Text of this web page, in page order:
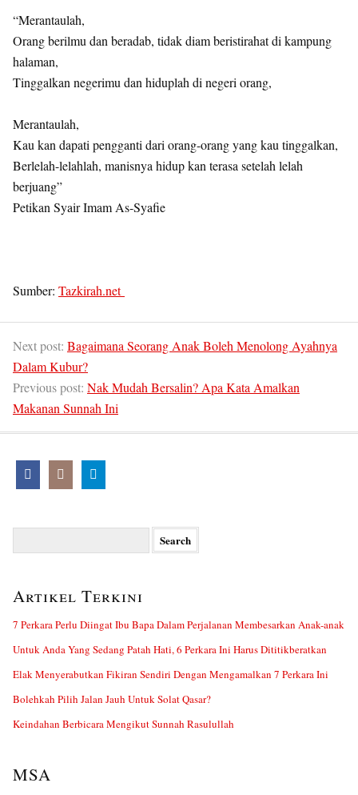
“Merantaulah,
Orang berilmu dan beradab, tidak diam beristirahat di kampung
halaman,
Tinggalkan negerimu dan hiduplah di negeri orang,
Merantaulah,
Kau kan dapati pengganti dari orang-orang yang kau tinggalkan,
Berlelah-lelahlah, manisnya hidup kan terasa setelah lelah
berjuang”
Petikan Syair Imam As-Syafie
Sumber: Tazkirah.net
Next post: Bagaimana Seorang Anak Boleh Menolong Ayahnya
Dalam Kubur?
Previous post: Nak Mudah Bersalin? Apa Kata Amalkan
Makanan Sunnah Ini
Artikel Terkini
7 Perkara Perlu Diingat Ibu Bapa Dalam Perjalanan Membesarkan Anak-anak
Untuk Anda Yang Sedang Patah Hati, 6 Perkara Ini Harus Dititikberatkan
Elak Menyerabutkan Fikiran Sendiri Dengan Mengamalkan 7 Perkara Ini
Bolehkah Pilih Jalan Jauh Untuk Solat Qasar?
Keindahan Berbicara Mengikut Sunnah Rasulullah
MSA